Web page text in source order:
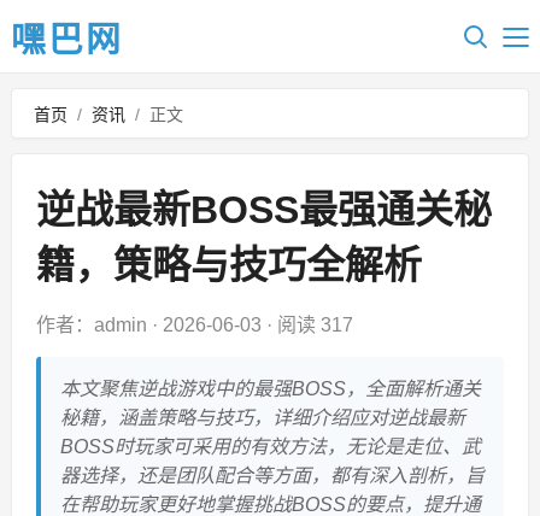
嘿巴网
首页 / 资讯 / 正文
逆战最新BOSS最强通关秘
籍，策略与技巧全解析
作者：admin · 2026-06-03 · 阅读 317
本文聚焦逆战游戏中的最强BOSS，全面解析通关
秘籍，涵盖策略与技巧，详细介绍应对逆战最新
BOSS时玩家可采用的有效方法，无论是走位、武
器选择，还是团队配合等方面，都有深入剖析，旨
在帮助玩家更好地掌握挑战BOSS的要点，提升通